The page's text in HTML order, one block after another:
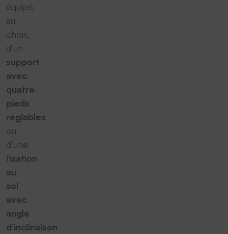
équipé,
au
choix,
d’un
support
avec
quatre
pieds
réglables
ou
d’une
fixation
au
sol
avec
angle
d’inclinaison